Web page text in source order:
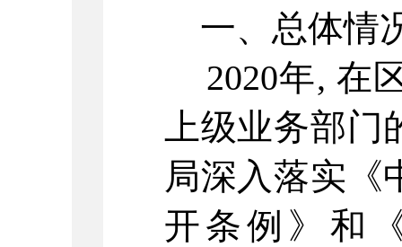
一、总体情
2020年, 在
上级业务部门
局深入落实《
开条例》和